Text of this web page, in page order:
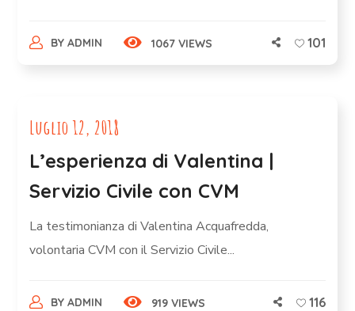
BY ADMIN 1067 VIEWS 101
Luglio 12, 2018
L’esperienza di Valentina |
Servizio Civile con CVM
La testimonianza di Valentina Acquafredda,
volontaria CVM con il Servizio Civile...
BY ADMIN 919 VIEWS 116